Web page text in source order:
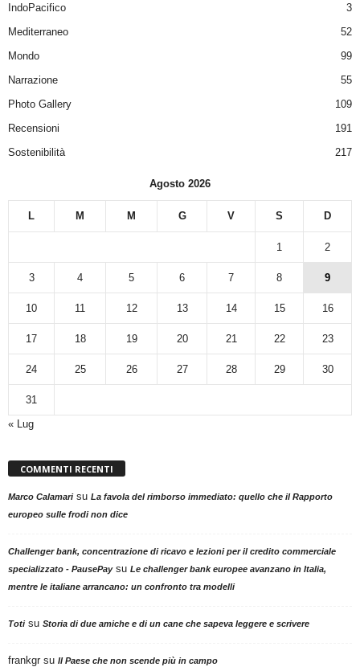
IndoPacifico
3
Mediterraneo
52
Mondo
99
Narrazione
55
Photo Gallery
109
Recensioni
191
Sostenibilità
217
Agosto 2026
L M M G V S D
1 2
3 4 5 6 7 8 9
10 11 12 13 14 15 16
17 18 19 20 21 22 23
24 25 26 27 28 29 30
31
« Lug
COMMENTI RECENTI
Marco Calamarisu La favola del rimborso immediato: quello che il Rapporto
europeo sulle frodi non dice
Challenger bank, concentrazione di ricavo e lezioni per il credito commerciale
specializzato - PausePaysu Le challenger bank europee avanzano in Italia,
mentre le italiane arrancano: un confronto tra modelli
Totisu Storia di due amiche e di un cane che sapeva leggere e scrivere
frankgr su Il Paese che non scende più in campo